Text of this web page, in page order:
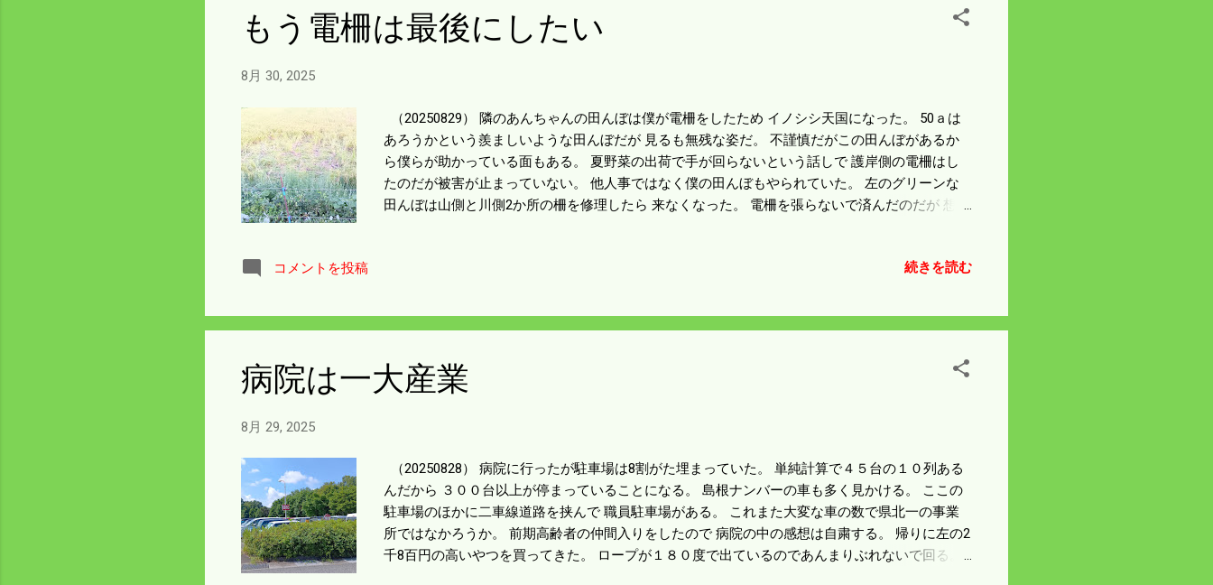
もう電柵は最後にしたい
8月 30, 2025
（20250829） 隣のあんちゃんの田んぼは僕が電柵をしたため イノシシ天国になった。 50ａは
あろうかという羨ましいような田んぼだが 見るも無残な姿だ。 不謹慎だがこの田んぼがあるか
ら僕らが助かっている面もある。 夏野菜の出荷で手が回らないという話しで 護岸側の電柵はし
たのだが被害が止まっていない。 他人事ではなく僕の田んぼもやられていた。 左のグリーンな
田んぼは山側と川側2か所の柵を修理したら 来なくなった。 電柵を張らないで済んだのだが 想定
るみたい。 被害はまだ少ない。 急いで右の人家方向に電柵をしよう。 距離は60ｍあまり。作業
穴を掘りやすい状態のところで 柵の見回りが必要だ。 周囲は道路があり点検は軽トラに乗った
ままでできるが 草が長くなって行けそうにない。 明日はついでにトラクターで草をやっつけ
コメントを投稿 続きを読む
病院は一大産業
8月 29, 2025
（20250828） 病院に行ったが駐車場は8割がた埋まっていた。 単純計算で４５台の１０列ある
んだから ３００台以上が停まっていることになる。 島根ナンバーの車も多く見かける。 ここの
駐車場のほかに二車線道路を挟んで 職員駐車場がある。 これまた大変な車の数で県北一の事業
所ではなかろうか。 前期高齢者の仲間入りをしたので 病院の中の感想は自粛する。 帰りに左の2
千8百円の高いやつを買ってきた。 ロープが１８０度で出ているのであんまりぶれないで回る。